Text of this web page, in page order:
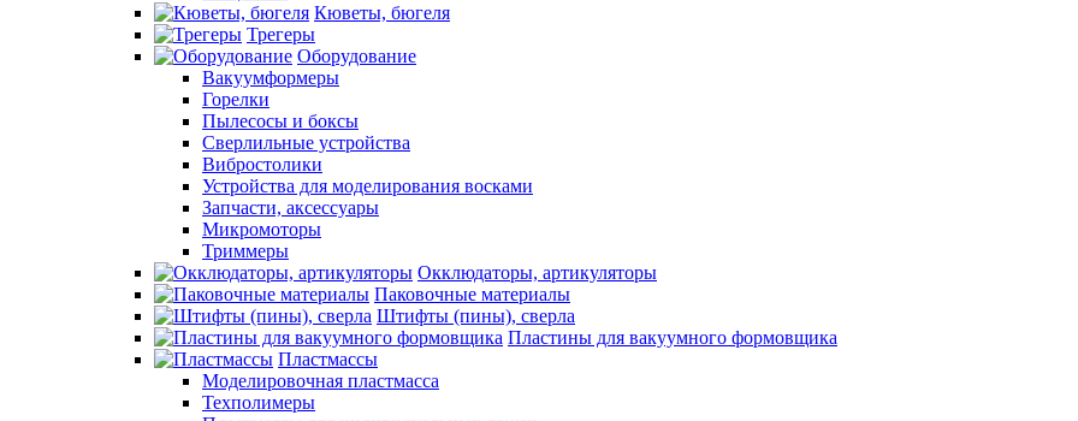
Кюветы, бюгеля
Трегеры
Оборудование
Вакуумформеры
Горелки
Пылесосы и боксы
Сверлильные устройства
Вибростолики
Устройства для моделирования восками
Запчасти, аксессуары
Микромоторы
Триммеры
Окклюдаторы, артикуляторы
Паковочные материалы
Штифты (пины), сверла
Пластины для вакуумного формовщика
Пластмассы
Моделировочная пластмасса
Техполимеры